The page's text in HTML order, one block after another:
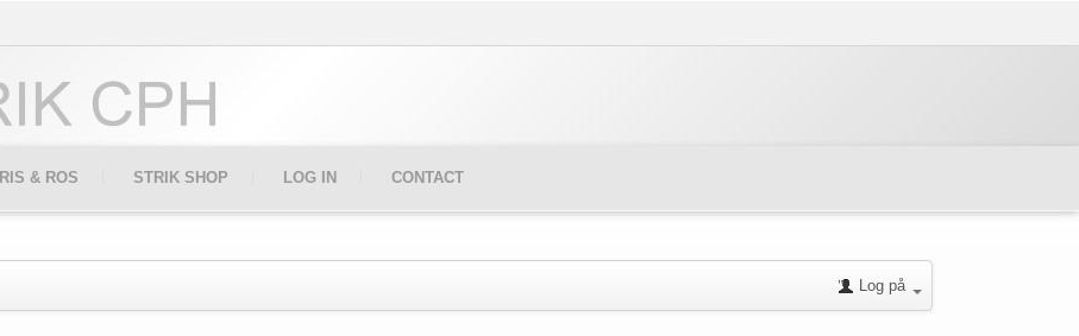
RIS & ROS STRIK SHOP LOG IN CONTACT
Log på